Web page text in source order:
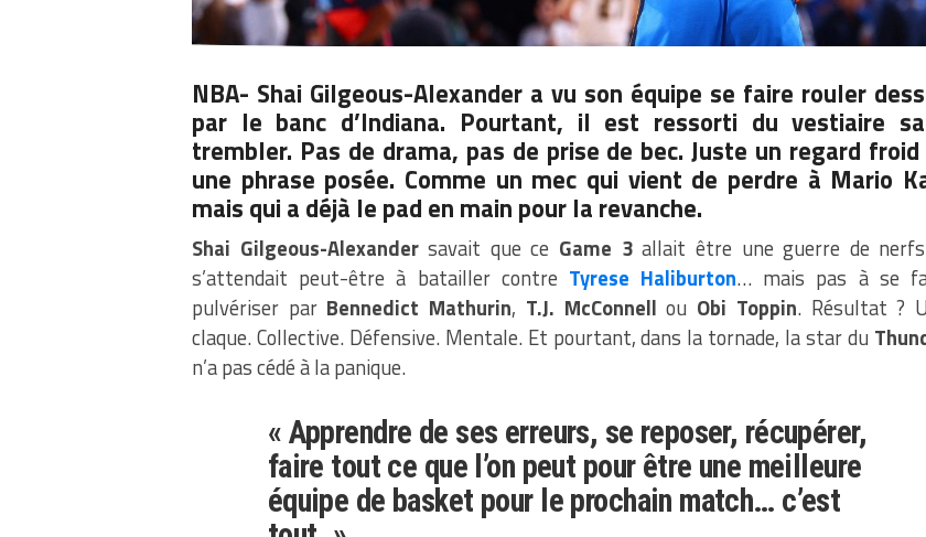
NBA- Shai Gilgeous-Alexander a vu son équipe se faire rouler
par le banc d’Indiana. Pourtant, il est ressorti du vestiaire
trembler. Pas de drama, pas de prise de bec. Juste un regard
une phrase posée. Comme un mec qui vient de perdre à Mario
mais qui a déjà le pad en main pour la revanche.
Shai Gilgeous-Alexandersavait que ce Game 3allait être une guerre de
s’attendait peut-être à batailler contre Tyrese Haliburton… mais pas à se
pulvériser par Bennedict Mathurin, T.J. McConnell ou Obi Toppin. Résultat ?
claque. Collective. Défensive. Mentale. Et pourtant, dans la tornade, la star du
n’a pas cédé à la panique.
« Apprendre de ses erreurs, se reposer, récupérer,
faire tout ce que l’on peut pour être une meilleure
équipe de basket pour le prochain match… c’est